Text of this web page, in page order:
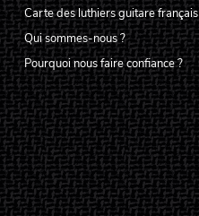
Carte des luthiers guitare français
Qui sommes-nous ?
Pourquoi nous faire confiance ?